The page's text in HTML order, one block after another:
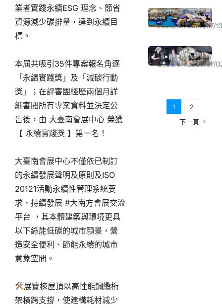
業者實踐永續ESG 理念、節省
資源減少碳排量，達到永續目
標。
本屆共吸引35件專案報名角逐
「永續實踐獎」及「減碳行動
獎」；在評審團經歷兩個月詳
細審閱所有專案資料並決定公
告後，由 大臺南會展中心 榮獲
【 永續實踐獎 】第一名！
大臺南會展中心不僅依已制訂
的永續發展聲明及原則及ISO
20121活動永續性管理系統要
求，持續發展 #大南方會展交流
平台 ，其本體建築與環境更具
以下綠能低碳的城市願景，營
造安全便利、節能永續的城市
意象空間。
展覽棟屋頂以高性能鋼纜桁
架橫跨支撐，使建構耗材減少
「均衡臺灣週」大台南會展中心登場 展現各部會與雲嘉南發展成果
2026/07/16
日本國際拓銷成果亮眼 接力布局工業裝配智慧物流商機
2026/07/13
強颱巴威來勢洶洶 張秀卿7／11演唱會宣布延期
2026/07/06
遠雄建設登好感空間展 攜手山恩、集力門打造「流動的生活」
2026/07/
1
2
下一頁